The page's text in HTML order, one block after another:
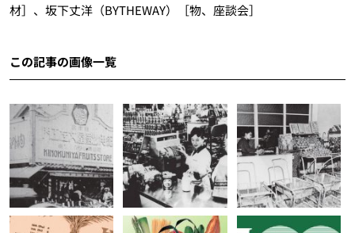
材］、坂下丈洋（BYTHEWAY）［物、座談会］
この記事の画像一覧